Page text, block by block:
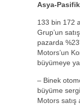
Asya-
133 bin 172
Grup’un
pazarda
Motors’un
büyümeye
– Binek
büyüme
Motors